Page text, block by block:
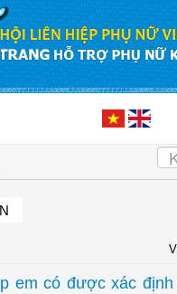
em có được xác